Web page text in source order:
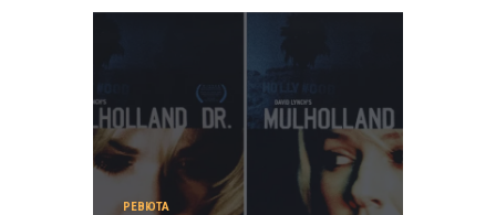
РЕВЮТА